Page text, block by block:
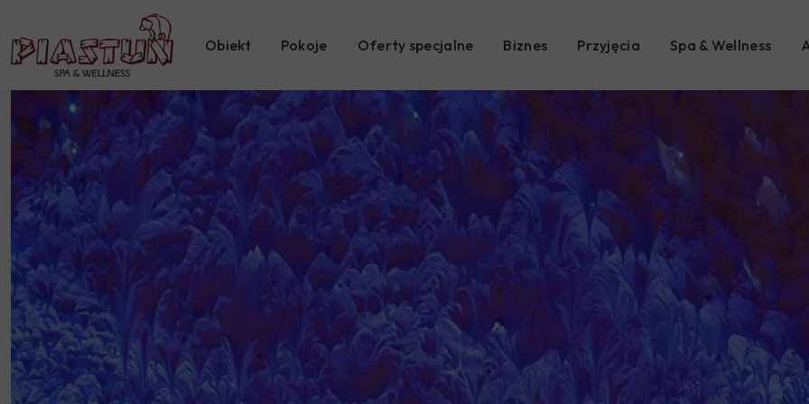
Obiekt Pokoje Oferty specjalne Biznes Przyjęcia Spa & Wellness